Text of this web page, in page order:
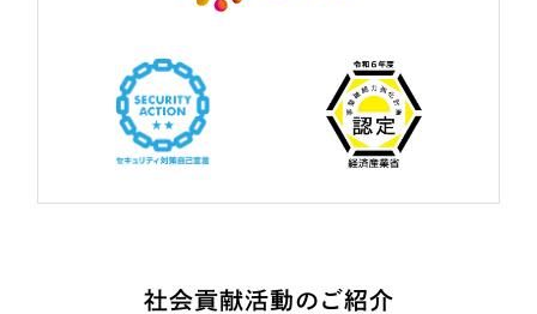
社会貢献活動のご紹介